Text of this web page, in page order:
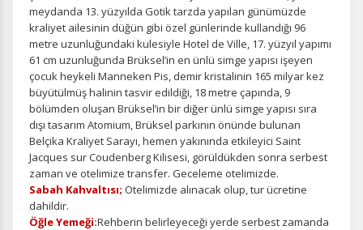
meydanda 13. yüzyılda Gotik tarzda yapılan günümüzde
kraliyet ailesinin düğün gibi özel günlerinde kullandığı 96
metre uzunluğundaki kulesiyle Hotel de Ville, 17. yüzyıl yapımı
61 cm uzunluğunda Brüksel’in en ünlü simge yapısı işeyen
çocuk heykeli Manneken Pis, demir kristalinin 165 milyar kez
büyütülmüş halinin tasvir edildiği, 18 metre çapında, 9
bölümden oluşan Brüksel’in bir diğer ünlü simge yapısı sıra
dışı tasarım Atomium, Brüksel parkının önünde bulunan
Belçika Kraliyet Sarayı, hemen yakınında etkileyici Saint
Jacques sur Coudenberg Kilisesi, görüldükden sonra serbest
zaman ve otelimize transfer. Geceleme otelimizde.
Sabah Kahvaltısı; Otelimizde alınacak olup, tur ücretine
dahildir.
Öğle Yemeği:Rehberin belirleyeceği yerde serbest zamanda